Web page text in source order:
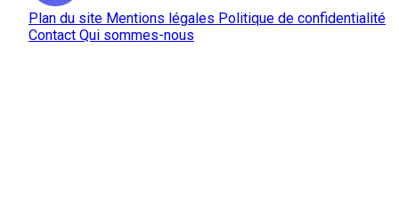
Plan du site Mentions légales Politique de confidentialité
Contact Qui sommes-nous